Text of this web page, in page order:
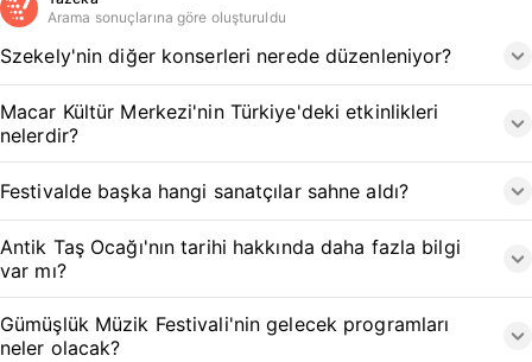
Arama sonuçlarına göre oluşturuldu
Szekely'nin diğer konserleri nerede düzenleniyor?
Macar Kültür Merkezi'nin Türkiye'deki etkinlikleri
nelerdir?
Festivalde başka hangi sanatçılar sahne aldı?
Antik Taş Ocağı'nın tarihi hakkında daha fazla bilgi
var mı?
Gümüşlük Müzik Festivali'nin gelecek programları
neler olacak?